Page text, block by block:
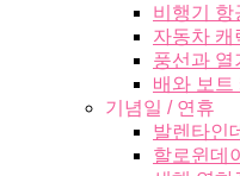
비행기 항
자동차 캐
풍선과 열
배와 보트
기념일 / 연휴
발렌타인
할로윈데